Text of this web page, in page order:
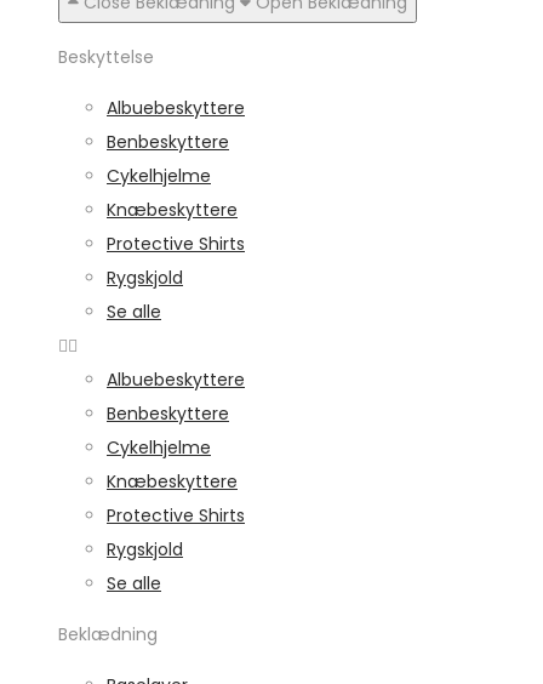
Beskyttelse
Albuebeskyttere
Benbeskyttere
Cykelhjelme
Knæbeskyttere
Protective Shirts
Rygskjold
Se alle
Albuebeskyttere
Benbeskyttere
Cykelhjelme
Knæbeskyttere
Protective Shirts
Rygskjold
Se alle
Beklædning